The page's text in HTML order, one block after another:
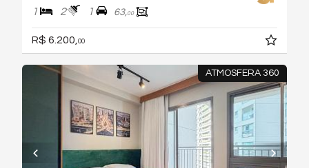
1 2 1 63,00
R$ 6.200,00
ATMOSFERA 360